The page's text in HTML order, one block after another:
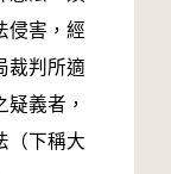
侵害，經
裁判所適
義者，
（下稱大